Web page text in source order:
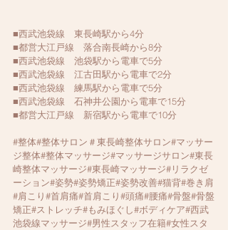
■西武池袋線　東長崎駅から4分
■都営大江戸線　落合南長崎から8分
■西武池袋線　池袋駅から電車で5分
■西武池袋線　江古田駅から電車で2分
■西武池袋線　練馬駅から電車で5分
■西武池袋線　石神井公園から電車で15分
■都営大江戸線　新宿駅から電車で10分
#整体#整体サロン＃東長崎整体サロン#マッサー
ジ整体#整体マッサージ#マッサージサロン#東長
崎整体マッサージ#東長崎マッサージ#リラクゼ
ーション#姿勢#姿勢矯正#姿勢改善#猫背#巻き肩
#肩こり#首肩痛#首肩こり#頭痛#腰痛#骨盤#骨盤
矯正#ストレッチ#もみほぐし#ボディケア#西武
池袋線マッサージ#男性スタッフ在籍#女性スタ